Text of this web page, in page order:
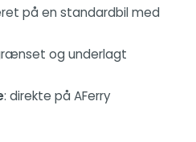
på en standardbil med
og underlagt
: direkte på AFerry